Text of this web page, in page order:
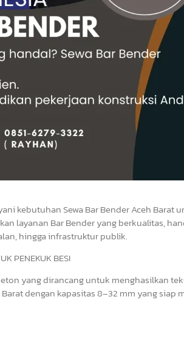
kebutuhan Sewa Bar Bender Aceh
layanan Bar Bender yang berkualitas,
hingga infrastruktur publik.
PENEKUK BESI
yang dirancang untuk menghasilkan
dengan kapasitas 8–32 mm yang